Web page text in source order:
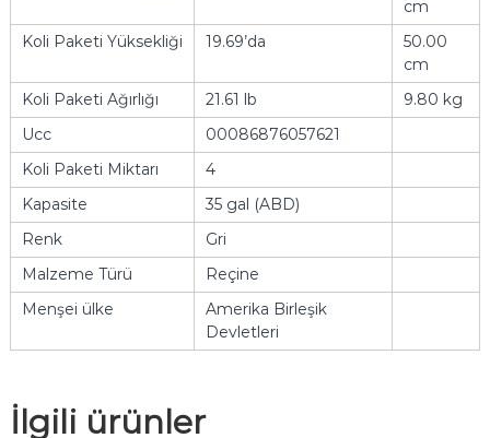
cm
Koli Paketi Yüksekliği
19.69’da
50.00
cm
Koli Paketi Ağırlığı
21.61 lb
9.80 kg
Ucc
00086876057621
Koli Paketi Miktarı
4
Kapasite
35 gal (ABD)
Renk
Gri
Malzeme Türü
Reçine
Menşei ülke
Amerika Birleşik
Devletleri
İlgili ürünler